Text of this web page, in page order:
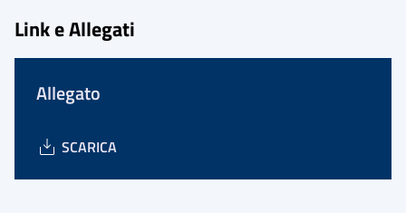
Link e Allegati
Allegato
SCARICA